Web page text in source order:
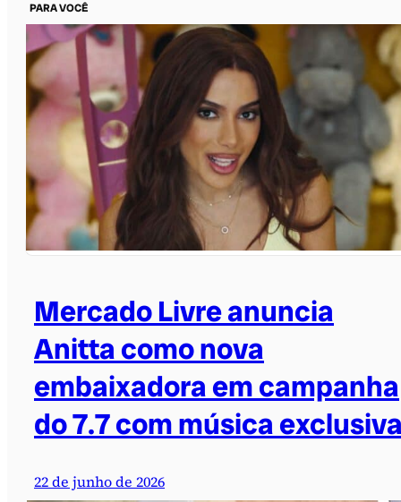
PARA VOCÊ
Mercado Livre anuncia
Anitta como nova
embaixadora em campanha
do 7.7 com música
22 de junho de 2026